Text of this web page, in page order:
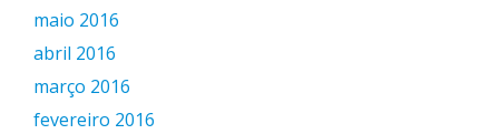
maio 2016
abril 2016
março 2016
fevereiro 2016